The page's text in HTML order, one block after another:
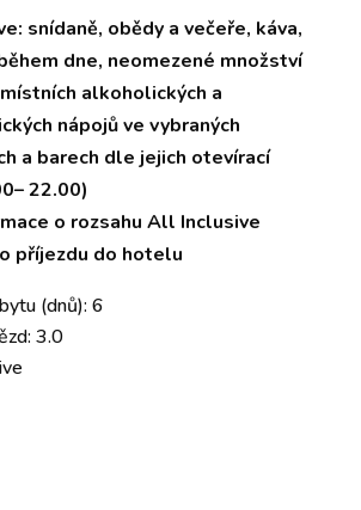
snídaně, obědy a večeře, káva,
dne, neomezené množství
alkoholických a
nápojů ve vybraných
a barech dle jejich otevírací
22.00)
o rozsahu All Inclusive
příjezdu do hotelu
(dnů): 6
3.0